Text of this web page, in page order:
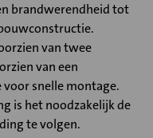
brandwerendheid tot
van twee
van een
snelle montage.
is het noodzakelijk de
te volgen.